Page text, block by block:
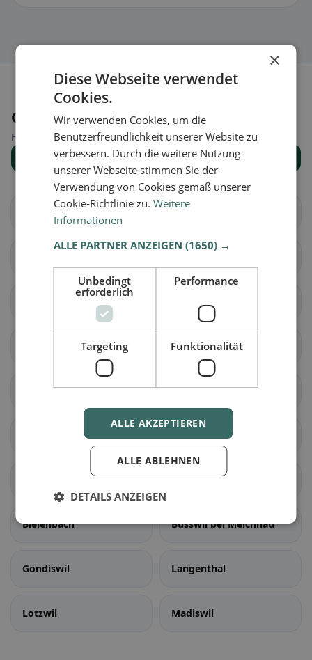
Orte in der Nähe
Finde den passenden Ort für deine Restaurantsuche.
Alle Orte anzeigen
Aarberg Bargen (BE)
Radelfingen
Rapperswil (BE) Schüpfen
Bannwil
Bleienbach Busswil bei Melchnau
Gondiswil Langenthal
Lotzwil Madiswil
×
Diese Webseite verwendet
Cookies.
Wir verwenden Cookies, um die
Benutzerfreundlichkeit unserer Website zu
verbessern. Durch die weitere Nutzung
unserer Webseite stimmen Sie der
Verwendung von Cookies gemäß unserer
Cookie-Richtlinie zu.Weitere
Informationen
ALLE PARTNER ANZEIGEN(1650) →
Unbedingt
erforderlich
Performance
Targeting Funktionalität
ALLE AKZEPTIEREN
ALLE ABLEHNEN
DETAILS ANZEIGEN